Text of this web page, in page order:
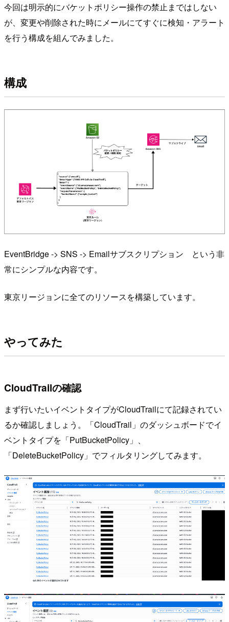
今回は明示的にバケットポリシー操作の禁止まではしない
が、変更や削除された時にメールにてすぐに検知・アラート
を行う構成を組んでみました。
構成
EventBridge -> SNS -> Emailサブスクリプション という非
常にシンプルな内容です。
東京リージョンに全てのリソースを構築しています。
やってみた
CloudTrailの確認
まず行いたいイベントタイプがCloudTrailにて記録されてい
るか確認しましょう。「CloudTrail」のダッシュボードでイ
ベントタイプを「PutBucketPolicy」、
「DeleteBucketPolicy」でフィルタリングしてみます。